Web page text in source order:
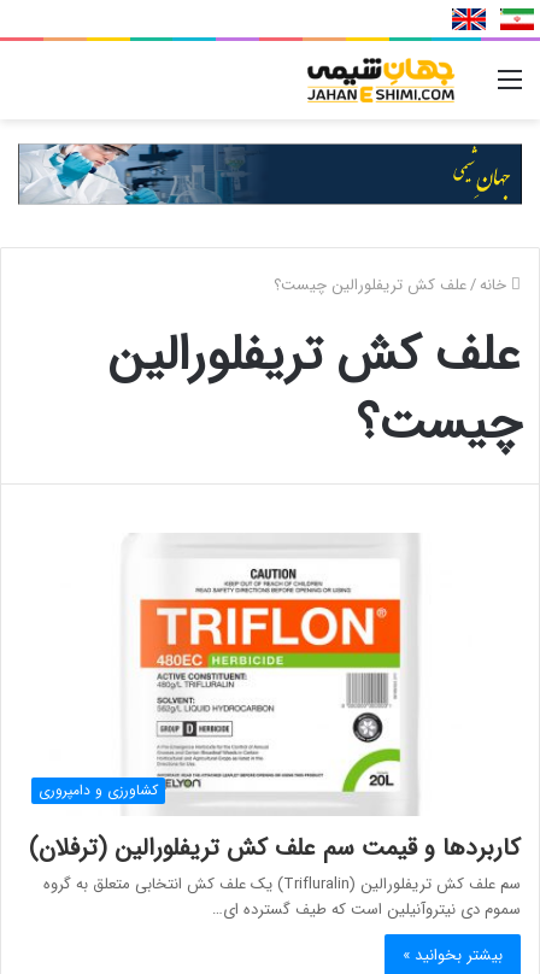
خانه/علف کش تریفلورالین چیست؟
علف کش تریفلورالین
چیست؟
کشاورزی و دامپروری
کاربردها و قیمت سم علف کش تریفلورالین (ترفلان)
سم علف کش تریفلورالین (Trifluralin) یک علف کش انتخابی متعلق به گروه
سموم دی نيتروآنيلين است که طیف گسترده ای…
بیشتر بخوانید »